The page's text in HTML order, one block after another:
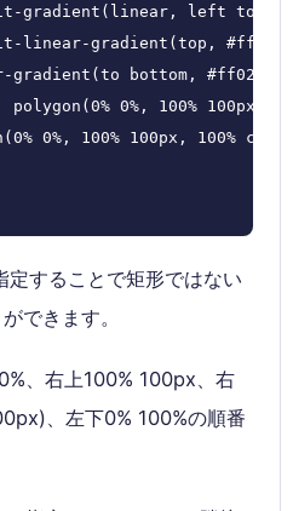
gradient(linear, left top,
linear-gradient(top,
gradient(to bottom, #ff02ff,
polygon(0% 0%, 100% 100px,
0%, 100% 100px, 100%
定することで矩形ではない
できます。
、右上100% 100px、右
、左下0% 100%の順番